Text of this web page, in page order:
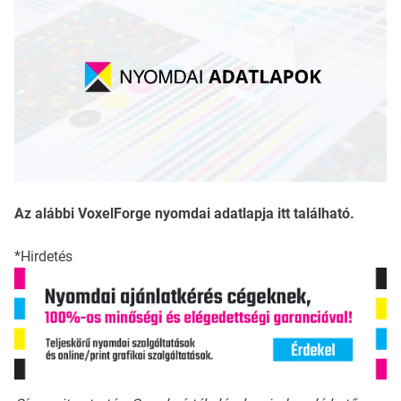
Az alábbi VoxelForge nyomdai adatlapja itt található.
*Hirdetés